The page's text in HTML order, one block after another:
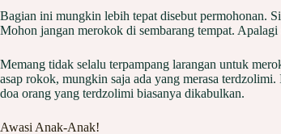
Bagian ini mungkin lebih tepat disebut permohonan.
Mohon jangan merokok di sembarang tempat.
Memang tidak selalu terpampang larangan untuk
asap rokok, mungkin saja ada yang merasa
doa orang yang terdzolimi biasanya dikabulkan.
Awasi Anak-Anak!